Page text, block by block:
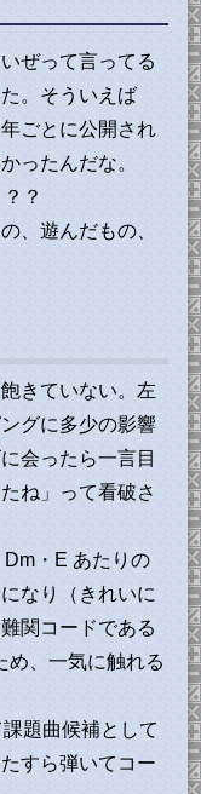
ぜって言ってる
。そういえば
ごとに公開され
ったんだな。
？
、遊んだもの、
きていない。左
グに多少の影響
会ったら一言目
ね」って看破さ
・E あたりの
なり（きれいに
関コードである
め、一気に触れる
題曲候補として
すら弾いてコー